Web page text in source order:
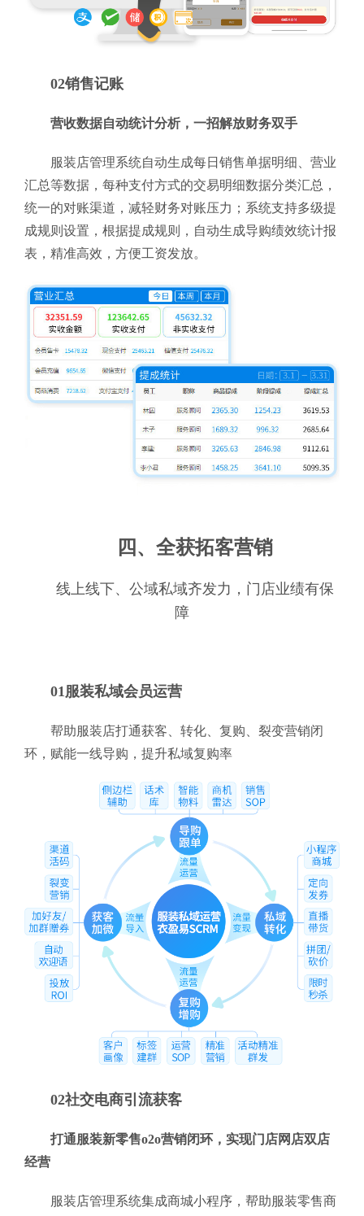
02销售记账
营收数据自动统计分析，一招解放财务双手
服装店管理系统自动生成每日销售单据明细、营业
汇总等数据，每种支付方式的交易明细数据分类汇总，
统一的对账渠道，减轻财务对账压力；系统支持多级提
成规则设置，根据提成规则，自动生成导购绩效统计报
表，精准高效，方便工资发放。
四、全获拓客营销
线上线下、公域私域齐发力，门店业绩有保
障
01服装私域会员运营
帮助服装店打通获客、转化、复购、裂变营销闭
环，赋能一线导购，提升私域复购率
02社交电商引流获客
打通服装新零售o2o营销闭环，实现门店网店双店
经营
服装店管理系统集成商城小程序，帮助服装零售商